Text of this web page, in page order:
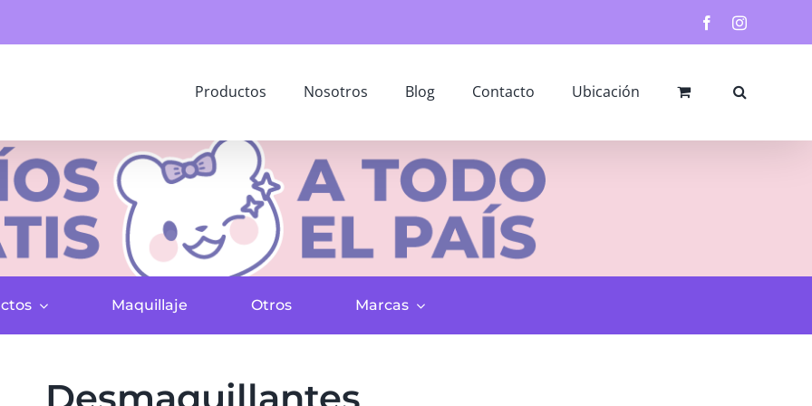
FacebookInstagram
Productos Nosotros Blog Contacto Ubicación
Maquillaje Otros Marcas
Desmaquillantes